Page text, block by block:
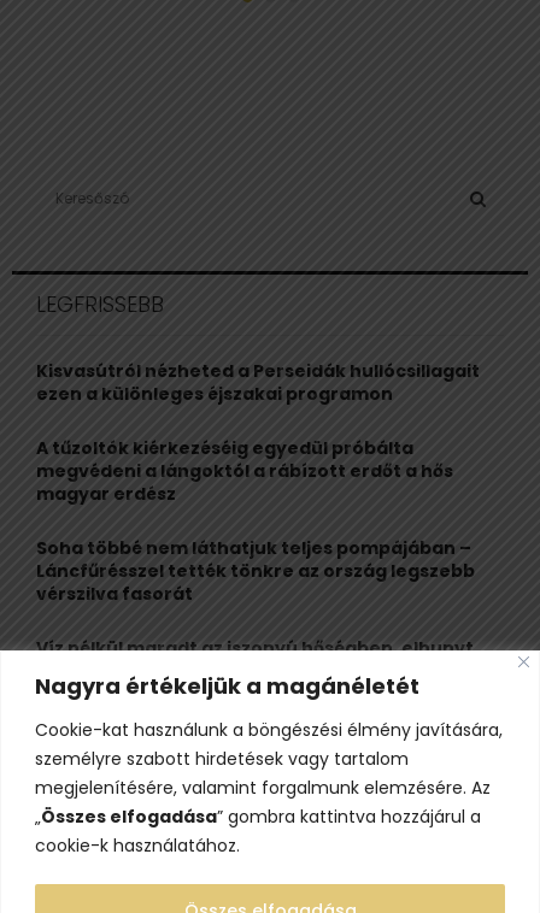
Nagyra értékeljük a magánéletét
Cookie-kat használunk a böngészési élmény javítására,
személyre szabott hirdetések vagy tartalom
megjelenítésére, valamint forgalmunk elemzésére. Az
„Összes elfogadása” gombra kattintva hozzájárul a
cookie-k használatához.
h
o
r
LEGFRISSEBB
Kisvasútról nézheted a Perseidák hullócsillagait
ezen a különleges éjszakai programon
A tűzoltók kiérkezéséig egyedül próbálta
megvédeni a lángoktól a rábízott erdőt a hős
magyar erdész
Soha többé nem láthatjuk teljes pompájában –
Láncfűrésszel tették tönkre az ország legszebb
vérszilva fasorát
Víz nélkül maradt az iszonyú hőségben, elhunyt
egy kiránduló a legnépszerűbb horvát
hegységben
Felbecsülhetetlen értékű honfoglaláskori
leletegyüttes került elő Pest megyében – videóval